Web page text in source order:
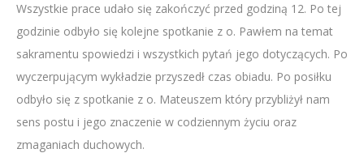
Wszystkie prace udało się zakończyć przed godziną 12. Po tej
godzinie odbyło się kolejne spotkanie z o. Pawłem na temat
sakramentu spowiedzi i wszystkich pytań jego dotyczących. Po
wyczerpującym wykładzie przyszedł czas obiadu. Po posiłku
odbyło się z spotkanie z o. Mateuszem który przybliżył nam
sens postu i jego znaczenie w codziennym życiu oraz
zmaganiach duchowych.